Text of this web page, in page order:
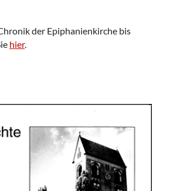
der Epiphanienkirche bis
hier.